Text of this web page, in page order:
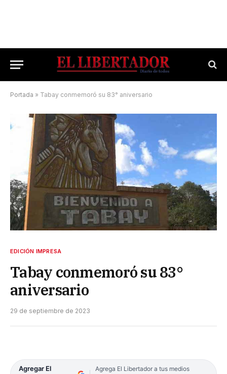
Portada » Tabay conmemoró su 83° aniversario
EDICIÓN IMPRESA
Tabay conmemoró su 83°
aniversario
29 de septiembre de 2023
Agregar El
Agrega El Libertador a tus medios